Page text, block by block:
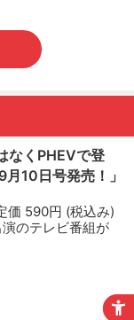
なくPHEVで登
10日号発売！」
価 590円 (税込み)
のテレビ番組が